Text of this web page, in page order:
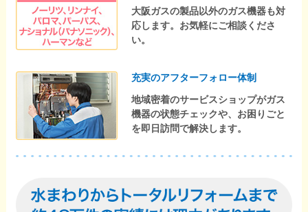
大阪ガスの製品以外のガス機器も対
応します。お気軽にご相談くださ
い。
充実のアフターフォロー体制
地域密着のサービスショップがガス
機器の状態チェックや、お困りごと
を即日訪問で解決します。